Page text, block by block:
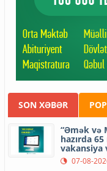
SON XƏBƏR
“Əmək və
hazırda
vakansiya
07-08-